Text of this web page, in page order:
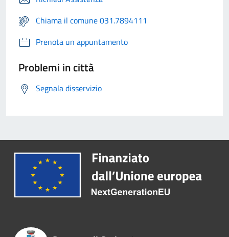
Chiama il comune 031.7894111
Prenota un appuntamento
Problemi in città
Segnala disservizio